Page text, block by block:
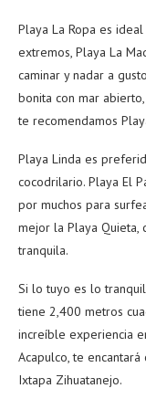
Playa La Ropa es
extremos, Playa La
caminar y nadar a
bonita con mar
te recomendamos
Playa Linda es
cocodrilario. Playa El
por muchos para
mejor la Playa Quieta,
tranquila.
Si lo tuyo es lo
tiene 2,400 metros
increíble experiencia
Acapulco, te
Ixtapa Zihuatanejo.